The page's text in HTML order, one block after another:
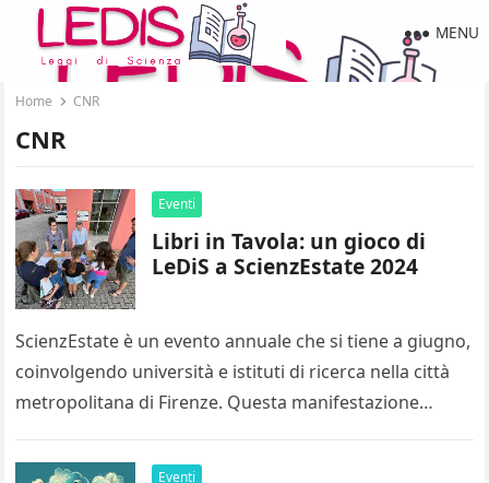
MENU
Home CNR
CNR
Eventi
Libri in Tavola: un gioco di
LeDiS a ScienzEstate 2024
ScienzEstate è un evento annuale che si tiene a giugno,
coinvolgendo università e istituti di ricerca nella città
metropolitana di Firenze. Questa manifestazione
Eventi